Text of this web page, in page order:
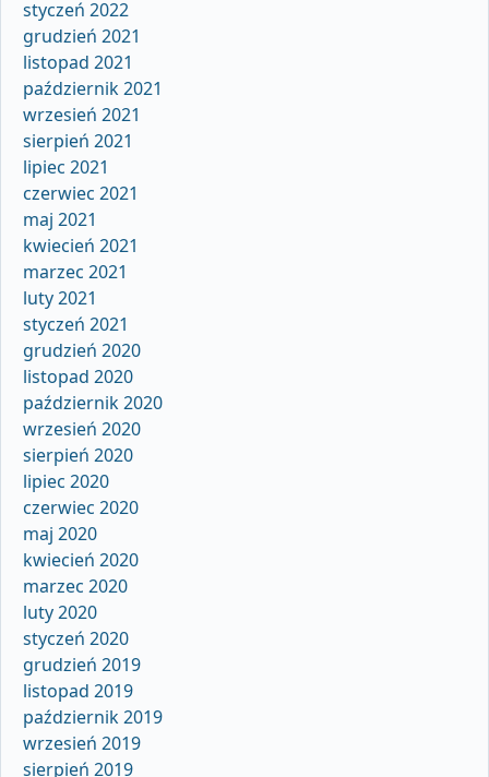
styczeń 2022
grudzień 2021
listopad 2021
październik 2021
wrzesień 2021
sierpień 2021
lipiec 2021
czerwiec 2021
maj 2021
kwiecień 2021
marzec 2021
luty 2021
styczeń 2021
grudzień 2020
listopad 2020
październik 2020
wrzesień 2020
sierpień 2020
lipiec 2020
czerwiec 2020
maj 2020
kwiecień 2020
marzec 2020
luty 2020
styczeń 2020
grudzień 2019
listopad 2019
październik 2019
wrzesień 2019
sierpień 2019